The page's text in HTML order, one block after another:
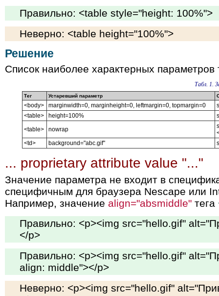
Правильно: <table style="height: 100%">
Неверно: <table height="100%">
Решение
Список наиболее характерных параметров
Табл. 1.
Тег Устаревший параметр
<body> marginwidth=0, marginheight=0, leftmargin=0, topmargin=0
<table>
height=100%
<table>
nowrap
<td>
background="abc.gif"
... proprietary attribute value "..."
Значение параметра не входит в
специфичным для браузера Nescape или
Например, значение align="absmiddle" тега
Правильно: <p><img src="hello.gif"
</p>
Правильно: <p><img src="hello.gif"
align: middle"></p>
Неверно: <p><img src="hello.gif"